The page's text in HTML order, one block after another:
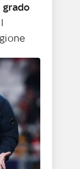
grado